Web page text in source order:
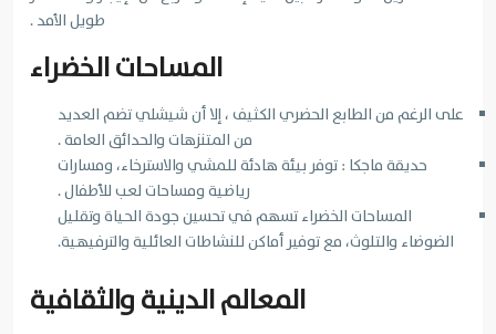
طويل الأمد .
المساحات الخضراء
على الرغم من الطابع الحضري الكثيف ، إلا أن شيشلي تضم العديد
من المتنزهات والحدائق العامة .
حديقة ماجكا : توفر بيئة هادئة للمشي والاسترخاء، ومسارات
رياضية ومساحات لعب للأطفال .
المساحات الخضراء تسهم في تحسين جودة الحياة وتقليل
الضوضاء والتلوث، مع توفير أماكن للنشاطات العائلية والترفيهية.
المعالم الدينية والثقافية